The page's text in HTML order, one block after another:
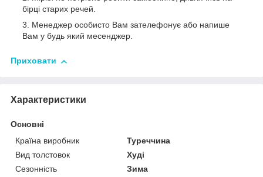
бірці старих речей.
Менеджер особисто Вам зателефонує або напише
Вам у будь який месенджер.
Приховати
Характеристики
Основні
Країна виробник
Туреччина
Вид толстовок
Худі
Сезонність
Зима